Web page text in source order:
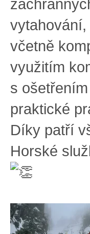
včetně
využitím
s
praktické
Díky patří
Horské